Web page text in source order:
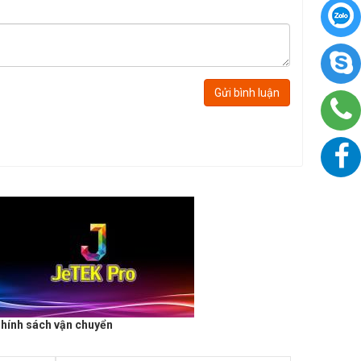
Gửi bình luận
sách vận chuyển